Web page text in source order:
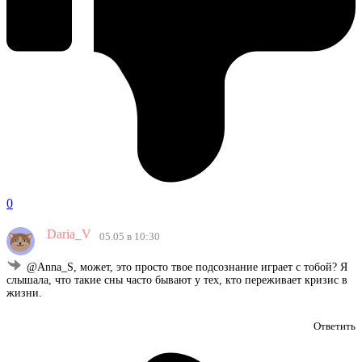
0
Daria_V 05.05 в 10:30
@Anna_S, может, это просто твое подсознание играет с тобой? Я
слышала, что такие сны часто бывают у тех, кто переживает кризис в
жизни.
Ответить